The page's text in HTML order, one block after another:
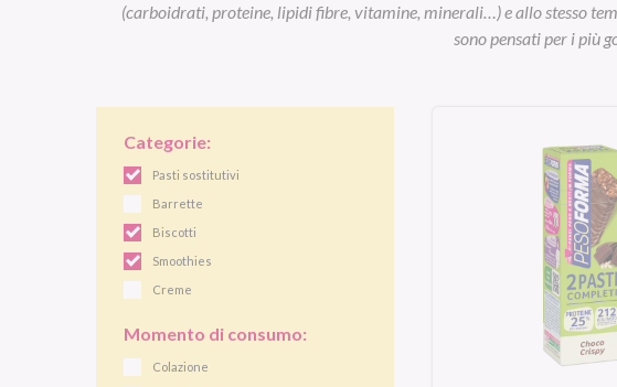
(carboidrati, proteine, lipidi fibre, vitamine, minerali…) e allo stesso
sono pensati per i più
Categorie:
Pasti sostitutivi
Barrette
Biscotti
Smoothies
Creme
Momento di consumo:
Colazione